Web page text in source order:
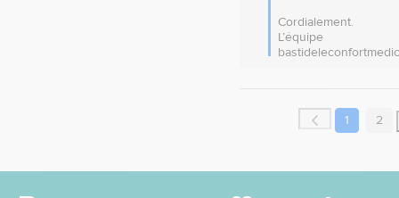
Cordialement.
L’équipe
1 2